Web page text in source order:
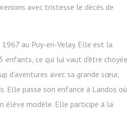
avec tristesse le décès de
1967 au Puy-en-Velay. Elle est la
enfants, ce qui lui vaut d’être choyée
d’aventures avec sa grande sœur,
Elle passe son enfance à Landos où
élève modèle. Elle participe à la